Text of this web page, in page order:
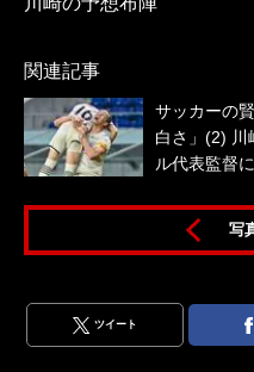
関連記事
サッカーの
白さ」(2) 川
ル代表監督
写
ツイート